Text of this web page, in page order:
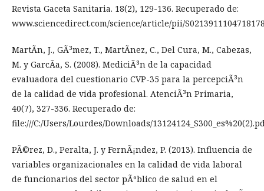
Revista Gaceta Sanitaria. 18(2), 129-136. Recuperado de:
www.sciencedirect.com/science/article/pii/
MartÃ­n, J., GÃ³mez, T., MartÃ­nez, C., Del Cura, M., Cabezas,
M. y GarcÃ­a, S. (2008). MediciÃ³n de la capacidad
evaluadora del cuestionario CVP-35 para la percepciÃ³n
de la calidad de vida profesional. AtenciÃ³n Primaria,
40(7), 327-336. Recuperado de:
file:///C:/Users/Lourdes/Downloads/
PÃ©rez, D., Peralta, J. y FernÃ¡ndez, P. (2013). Influencia de
variables organizacionales en la calidad de vida laboral
de funcionarios del sector pÃºblico de salud en el